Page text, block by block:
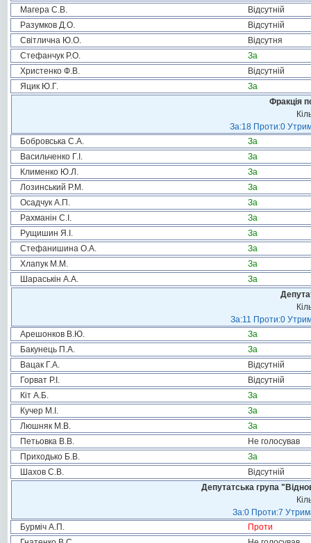
Магера С.В.
Відсутній
Разумков Д.О.
Відсутній
Світлична Ю.О.
Відсутня
Стефанчук Р.О.
За
Христенко Ф.В.
Відсутній
Яцик Ю.Г.
За
Фракція
За:18 Проти:0
Бобровська С.А.
За
Васильченко Г.І.
За
Клименко Ю.Л.
За
Лозинський Р.М.
За
Осадчук А.П.
За
Рахманін С.І.
За
Рущишин Я.І.
За
Стефанишина О.А.
За
Хлапук М.М.
За
Шараськін А.А.
За
За:11 Проти:0
Арешонков В.Ю.
За
Бакунець П.А.
За
Вацак Г.А.
Відсутній
Горват Р.І.
Відсутній
Кіт А.Б.
За
Кучер М.І.
За
Люшняк М.В.
За
Петьовка В.В.
Не голосував
Приходько Б.В.
За
Шахов С.В.
Відсутній
Депутатська група
За:0 Проти:7
Бурміч А.П.
Проти